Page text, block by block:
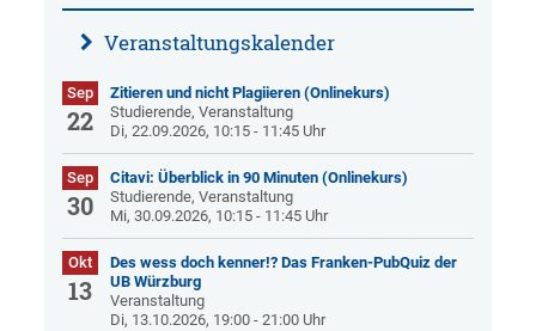
Veranstaltungskalender
Sep
22
Zitieren und nicht Plagiieren (Onlinekurs)
Studierende, Veranstaltung
Di, 22.09.2026, 10:15 - 11:45 Uhr
Sep
30
Citavi: Überblick in 90 Minuten (Onlinekurs)
Studierende, Veranstaltung
Mi, 30.09.2026, 10:15 - 11:45 Uhr
Okt
13
Des wess doch kenner!? Das Franken-PubQuiz der
UB Würzburg
Veranstaltung
Di, 13.10.2026, 19:00 - 21:00 Uhr